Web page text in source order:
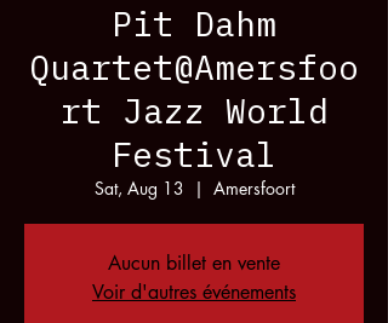
Pit Dahm
Quartet@Amersfoo
rt Jazz World
Festival
Sat, Aug 13
  |
Amersfoort
Aucun billet en vente
Voir d'autres événements